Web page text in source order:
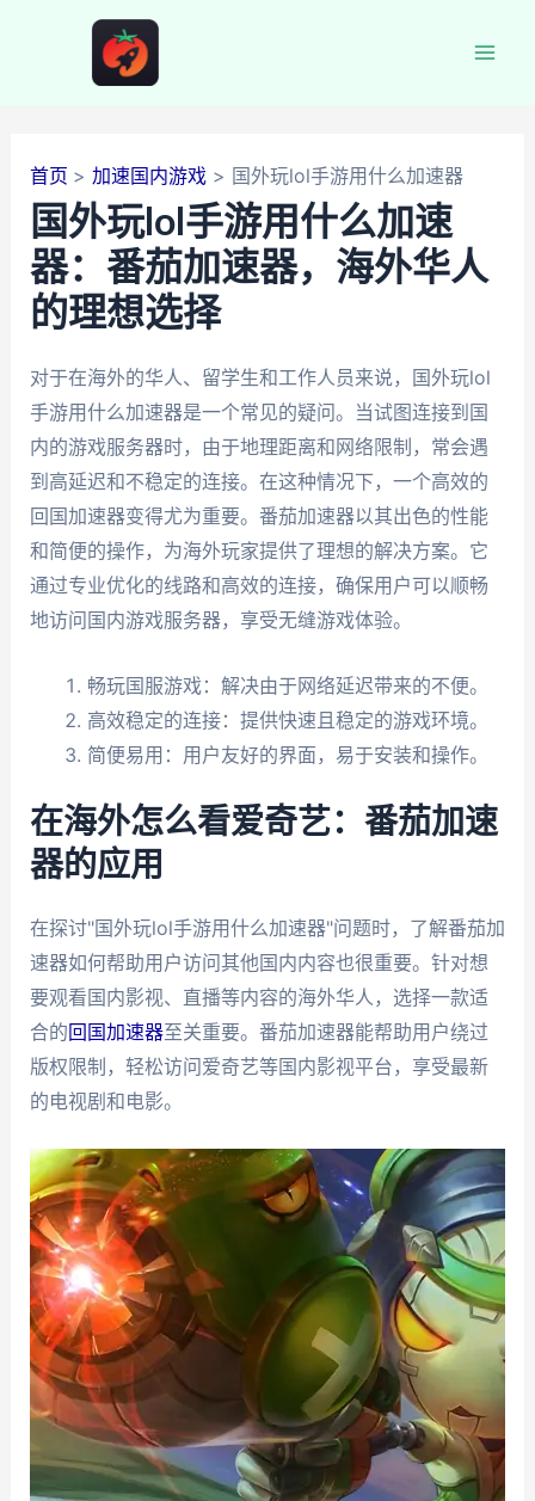
首页 加速国内游戏 国外玩lol手游用什么加速器
国外玩lol手游用什么加速
器：番茄加速器，海外华人
的理想选择
对于在海外的华人、留学生和工作人员来说，国外玩lol
手游用什么加速器是一个常见的疑问。当试图连接到国
内的游戏服务器时，由于地理距离和网络限制，常会遇
到高延迟和不稳定的连接。在这种情况下，一个高效的
回国加速器变得尤为重要。番茄加速器以其出色的性能
和简便的操作，为海外玩家提供了理想的解决方案。它
通过专业优化的线路和高效的连接，确保用户可以顺畅
地访问国内游戏服务器，享受无缝游戏体验。
畅玩国服游戏：解决由于网络延迟带来的不便。
高效稳定的连接：提供快速且稳定的游戏环境。
简便易用：用户友好的界面，易于安装和操作。
在海外怎么看爱奇艺：番茄加速
器的应用
在探讨"国外玩lol手游用什么加速器"问题时，了解番茄加
速器如何帮助用户访问其他国内内容也很重要。针对想
要观看国内影视、直播等内容的海外华人，选择一款适
合的回国加速器至关重要。番茄加速器能帮助用户绕过
版权限制，轻松访问爱奇艺等国内影视平台，享受最新
的电视剧和电影。